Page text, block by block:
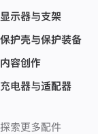
显示器与支架
保护壳与保护装备
内容创作
充电器与适配器
探索更多配件